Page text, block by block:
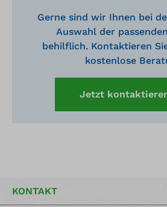
Gerne sind wir Ihnen bei
Auswahl der
behilflich. Kontaktieren
kostenlose
Jetzt
KONTAKT